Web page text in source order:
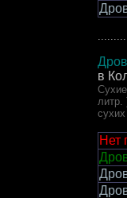
в
литр.
Нет